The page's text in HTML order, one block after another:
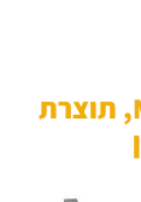
M&P9C Compact, תוצרת